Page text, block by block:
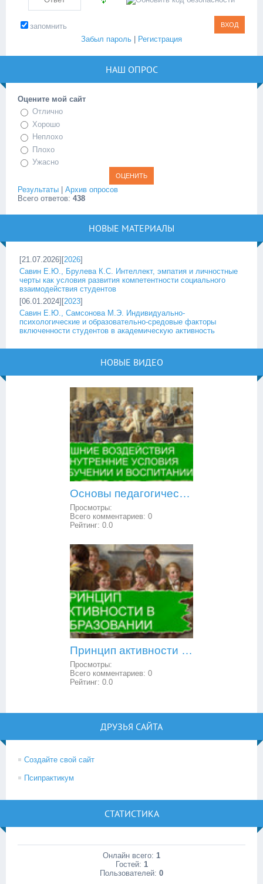
запомнить
Забыл пароль
Регистрация
НАШ ОПРОС
Оцените мой сайт
Отлично
Хорошо
Неплохо
Плохо
Ужасно
Результаты
Архив опросов
Всего ответов: 438
НОВЫЕ МАТЕРИАЛЫ
[21.07.2026][2026]
Савин Е.Ю., Брулева К.С. Интеллект, эмпатия и личностные
черты как условия развития компетентности социального
взаимодействия студентов
[06.01.2024][2023]
Савин Е.Ю., Самсонова М.Э. Индивидуально-
психологические и образовательно-средовые факторы
включенности студентов в академическую активность
НОВЫЕ ВИДЕО
Основы педагогической психологии: внешние воздействия и внутренние условия в обучении и воспитании
Просмотры:
Всего комментариев: 0
Рейтинг: 0.0
Принцип активности в образовании
Просмотры:
Всего комментариев: 0
Рейтинг: 0.0
ДРУЗЬЯ САЙТА
Создайте свой сайт
Псипрактикум
СТАТИСТИКА
Онлайн всего: 1
Гостей: 1
Пользователей: 0